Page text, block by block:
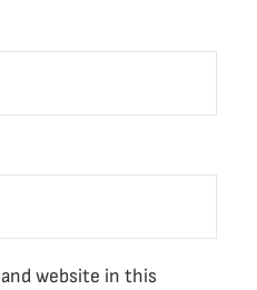
website in this